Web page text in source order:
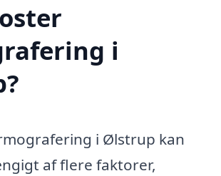
i
i Ølstrup kan
af flere faktorer,